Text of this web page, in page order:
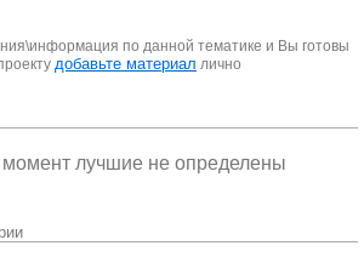
по данной тематике и Вы готовы
добавьте материал лично
лучшие не определены